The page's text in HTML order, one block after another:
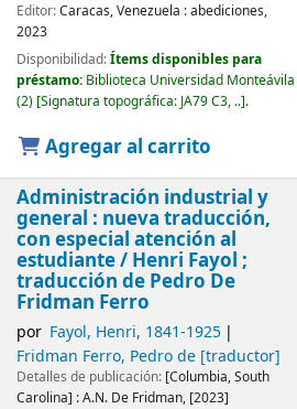
Editor:Caracas, Venezuela :abediciones,
2023
Disponibilidad:Ítems disponibles para
préstamo: Biblioteca Universidad Monteávila
(2) Signatura topográfica: JA79 C3, .. .
Agregar al carrito
Administración industrial y
general : nueva traducción,
con especial atención al
estudiante / Henri Fayol ;
traducción de Pedro De
Fridman Ferro
por Fayol, Henri, 1841-1925
Fridman Ferro, Pedro de[traductor]
Detalles de publicación: [Columbia, South
Carolina] :A.N. De Fridman, [2023]